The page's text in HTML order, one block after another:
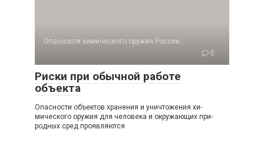
Опасности химического оружия России
0
Риски при обычной работе
объекта
Опасности объектов хранения и уничтожения хи­
мического оружия для человека и окружающих при­
родных сред проявляются